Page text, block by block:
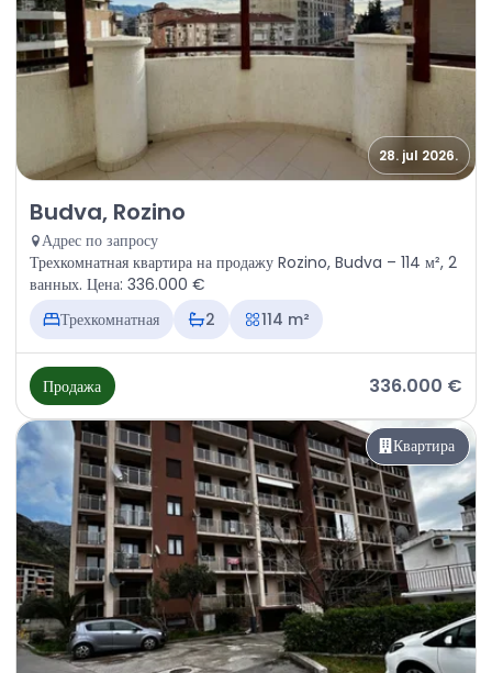
28. jul 2026.
Продажа - Квартира Budva, Rozino
Budva, Rozino
Адрес по запросу
Трехкомнатная квартира на продажу Rozino, Budva – 114 м², 2
ванных. Цена: 336.000 €
Трехкомнатная
2 114 m²
Продажа 336.000 €
Квартира